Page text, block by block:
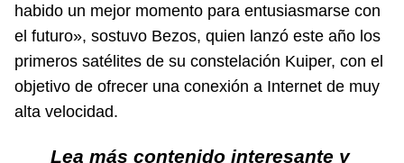
habido un mejor momento para entusiasmarse con
el futuro», sostuvo Bezos, quien lanzó este año los
primeros satélites de su constelación Kuiper, con el
objetivo de ofrecer una conexión a Internet de muy
alta velocidad.
Lea más contenido interesante y